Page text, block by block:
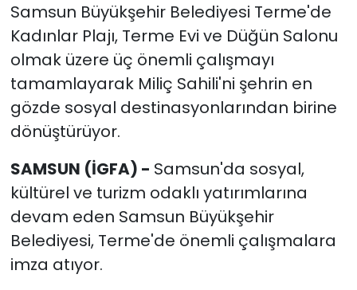
Samsun Büyükşehir Belediyesi Terme'de
Kadınlar Plajı, Terme Evi ve Düğün Salonu
olmak üzere üç önemli çalışmayı
tamamlayarak Miliç Sahili'ni şehrin en
gözde sosyal destinasyonlarından birine
dönüştürüyor.
SAMSUN (İGFA) - Samsun'da sosyal,
kültürel ve turizm odaklı yatırımlarına
devam eden Samsun Büyükşehir
Belediyesi, Terme'de önemli çalışmalara
imza atıyor.